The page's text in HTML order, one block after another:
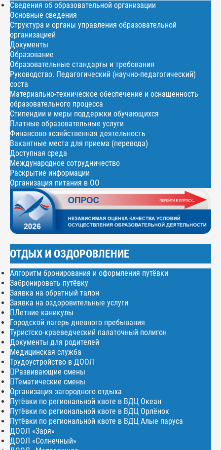
Сведения об образовательной организации
Основные сведения
Структура и органы управления образовательной
организацией
Документы
Образование
Образовательные стандарты и требования
Руководство. Педагогический (научно-педагогический)
соста
Материально-техническое обеспечение и оснащенность
образовательного процесса
Стипендии и меры поддержки обучающихся
Платные образовательные услуги
Финансово-хозяйственная деятельность
Вакантные места для приема (перевода)
Доступная среда
Международное сотрудничество
Раскрытие информации
Организация питания в ОО
ОТДЫХ И ОЗДОРОВЛЕНИЕ
Алгоритм бронирования и оформления путёвки
Забронировать путёвку
Заявка на обратный талон
Заявка на оздоровительные услуги
Летние каникулы
Городской лагерь дневного пребывания
Туристско-краеведческий палаточный полигон
Документы для родителей
Медицинская служба
Трудоустройство в ДООЛ
Развивающие смены
Тематические смены
Организация загородного отдыха
Путёвки по региональной квоте в ВДЦ Океан
Путёвки по региональной квоте в ВДЦ Орлёнок
Путёвки по региональной квоте в ВДЦ Алые паруса
ДООЛ «Заря»
ДООЛ «Солнечный»